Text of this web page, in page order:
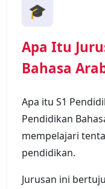
🎓
Apa Itu
Bahasa
Apa itu S1
Pendidikan
mempelajari
pendidikan.
Jurusan ini